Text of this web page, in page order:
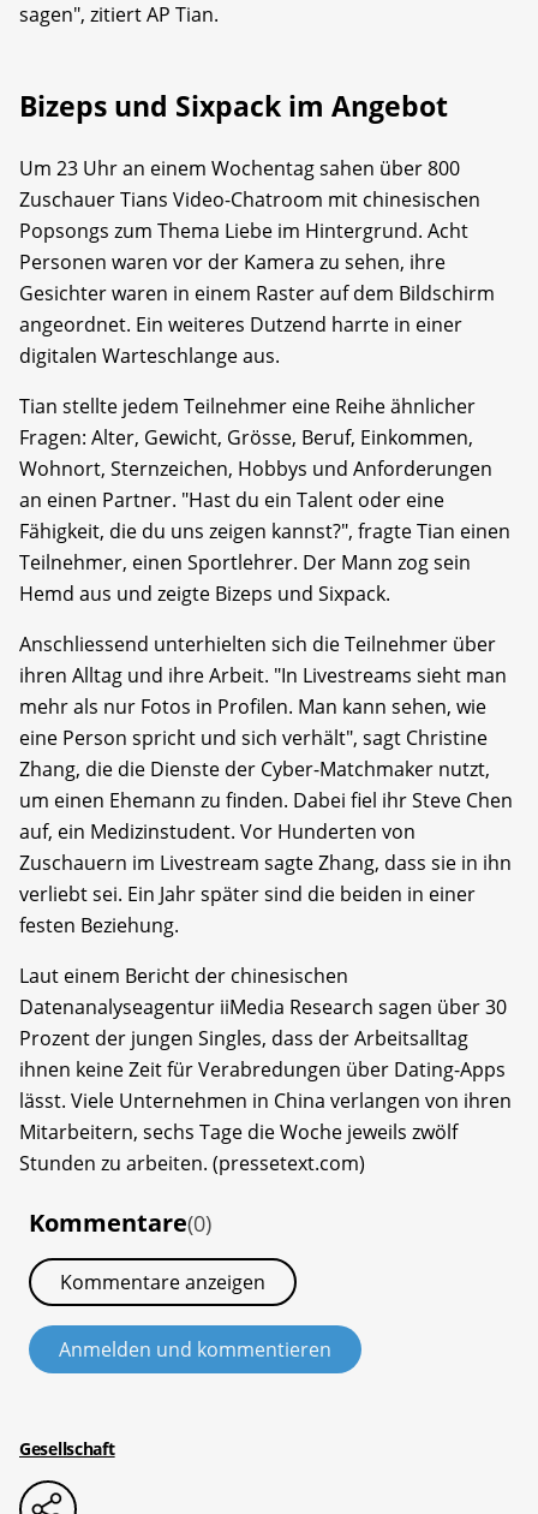
sagen", zitiert AP Tian.
Bizeps und Sixpack im Angebot
Um 23 Uhr an einem Wochentag sahen über 800
Zuschauer Tians Video-Chatroom mit chinesischen
Popsongs zum Thema Liebe im Hintergrund. Acht
Personen waren vor der Kamera zu sehen, ihre
Gesichter waren in einem Raster auf dem Bildschirm
angeordnet. Ein weiteres Dutzend harrte in einer
digitalen Warteschlange aus.
Tian stellte jedem Teilnehmer eine Reihe ähnlicher
Fragen: Alter, Gewicht, Grösse, Beruf, Einkommen,
Wohnort, Sternzeichen, Hobbys und Anforderungen
an einen Partner. "Hast du ein Talent oder eine
Fähigkeit, die du uns zeigen kannst?", fragte Tian einen
Teilnehmer, einen Sportlehrer. Der Mann zog sein
Hemd aus und zeigte Bizeps und Sixpack.
Anschliessend unterhielten sich die Teilnehmer über
ihren Alltag und ihre Arbeit. "In Livestreams sieht man
mehr als nur Fotos in Profilen. Man kann sehen, wie
eine Person spricht und sich verhält", sagt Christine
Zhang, die die Dienste der Cyber-Matchmaker nutzt,
um einen Ehemann zu finden. Dabei fiel ihr Steve Chen
auf, ein Medizinstudent. Vor Hunderten von
Zuschauern im Livestream sagte Zhang, dass sie in ihn
verliebt sei. Ein Jahr später sind die beiden in einer
festen Beziehung.
Laut einem Bericht der chinesischen
Datenanalyseagentur iiMedia Research sagen über 30
Prozent der jungen Singles, dass der Arbeitsalltag
ihnen keine Zeit für Verabredungen über Dating-Apps
lässt. Viele Unternehmen in China verlangen von ihren
Mitarbeitern, sechs Tage die Woche jeweils zwölf
Stunden zu arbeiten. (pressetext.com)
Kommentare(0)
Kommentare anzeigen
Anmelden und kommentieren
Gesellschaft